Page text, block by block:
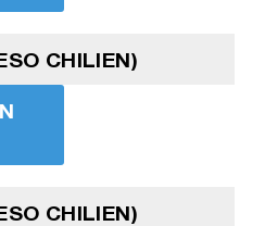
CHILIEN)
CHILIEN)